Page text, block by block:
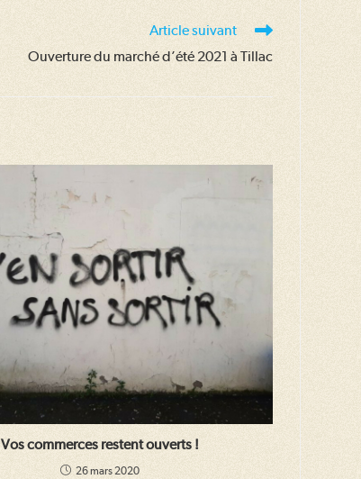
Article suivant
Ouverture du marché d’été 2021 à Tillac
Vos commerces restent ouverts !
26 mars 2020